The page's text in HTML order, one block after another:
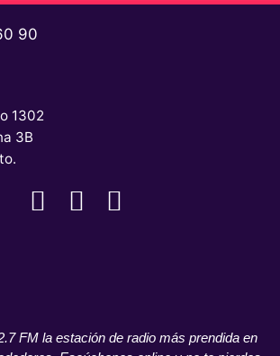
90
1302
3B
FM la estación de radio más prendida en